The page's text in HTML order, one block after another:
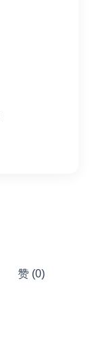
赞 (0)